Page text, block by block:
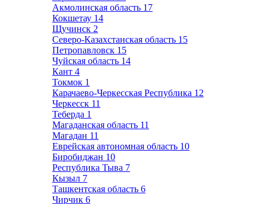
Акмолинская область 17
Кокшетау 14
Щучинск 2
Северо-Казахстанская область 15
Петропавловск 15
Чуйская область 14
Кант 4
Токмок 1
Карачаево-Черкесская Республика 12
Черкесск 11
Теберда 1
Магаданская область 11
Магадан 11
Еврейская автономная область 10
Биробиджан 10
Республика Тыва 7
Кызыл 7
Ташкентская область 6
Чирчик 6